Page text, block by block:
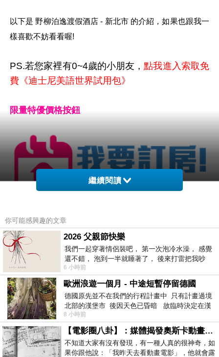
以下是 野柳泊逸渡假酒店 - 新北市 的介紹，如果也跟我一
樣喜歡不妨看看喔!
PS.若您家裡有0~4歲的小朋友，點我進入索取免
費《迪士尼美語世界試用包》
限量特優價格按鈕
繼續閱讀
你可能感興趣的文章
2026 父親節快樂
我們一起穿著情侶裝吧， 第一次泡冷水澡， 感覺
還不錯， 泡到一半就睡著了， 後來打雷把我吵
醒， 手
6 小時前
歐洲浪遊一個月 - 中途短暫停留德國
德國原先並不在我們的行程計畫中 只有計畫過境
北部的漢堡市 後因天色已昏暗 故臨時決定在漢
堡市吃晚餐和過夜
8 小時前
【電影圈八卦】：媒體揭發奧斯卡動畫項目投票醜聞！好萊塢為什麼看不起動畫電影？
不知道大家有沒有發現，有一種人真的很神奇，如
果你跟他說：「我昨天去看動畫電影」，他就會露